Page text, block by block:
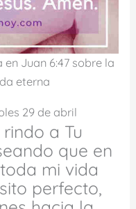
Juan 6:47 sobre la
eterna
29 de abril
a Tu
que en
mi vida
perfecto,